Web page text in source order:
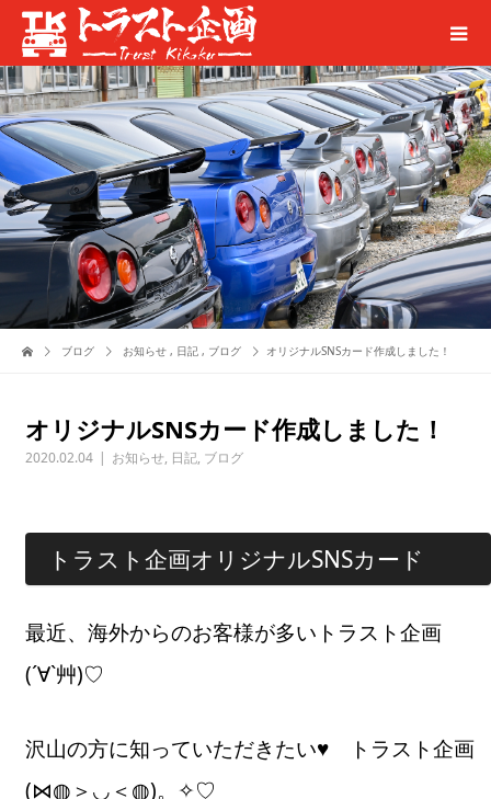
ブログ お知らせ , 日記 , ブログ オリジナルSNSカード作成しました！
オリジナルSNSカード作成しました！
2020.02.04 お知らせ, 日記, ブログ
トラスト企画オリジナルSNSカード
最近、海外からのお客様が多いトラスト企画
(´∀`艸)♡
沢山の方に知っていただきたい♥ トラスト企画
(⋈◍＞◡＜◍)。✧♡